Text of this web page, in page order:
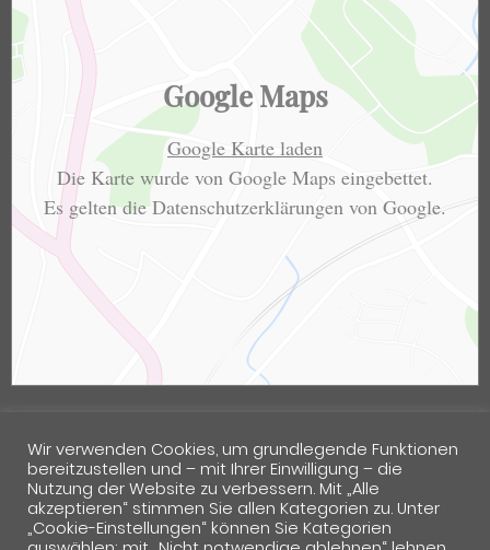
Google Maps
Google Karte laden
Die Karte wurde von Google Maps eingebettet.
Es gelten dieDatenschutzerklärungen von Google.
Wir verwenden Cookies, um grundlegende Funktionen
bereitzustellen und – mit Ihrer Einwilligung – die
Nutzung der Website zu verbessern. Mit „Alle
akzeptieren“ stimmen Sie allen Kategorien zu. Unter
„Cookie-Einstellungen“ können Sie Kategorien